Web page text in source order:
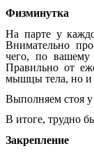
Физминутка
На парте у
Внимательно
чего, по вашему
Правильно от
мышцы тела, но и
Выполняем стоя
В итоге, трудно
Закрепление